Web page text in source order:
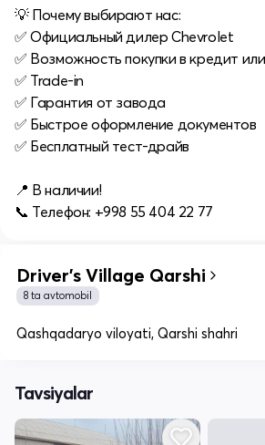
💡 Почему выбирают нас:
✅ Официальный дилер Chevrolet
✅ Возможность покупки в кредит
✅ Trade-in
✅ Гарантия от завода
✅ Быстрое оформление документов
✅ Бесплатный тест-драйв
📍 В наличии!
📞 Телефон: +998 55 404 22 77
Driver's Village Qarshi
8 ta avtomobil
Qashqadaryo viloyati, Qarshi shahri
Tavsiyalar